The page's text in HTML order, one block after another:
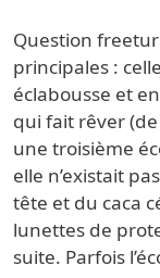
Question
principales :
éclabousse et
qui fait rêver
une troisième
elle n’existait
tête et du caca
lunettes de
suite. Parfois